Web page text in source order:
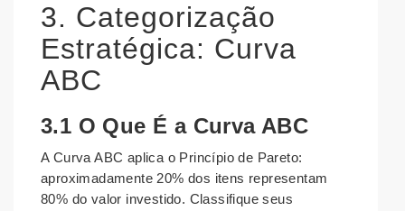
3. Categorização
Estratégica: Curva
ABC
3.1 O Que É a Curva ABC
A Curva ABC aplica o Princípio de Pareto:
aproximadamente 20% dos itens representam
80% do valor investido. Classifique seus